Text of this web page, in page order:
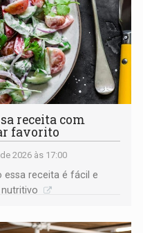
receita com
favorito
2026 às 17:00
essa receita é fácil e